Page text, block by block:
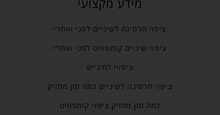
ציפוי חרסינה לשיניים לפני ואחרי
ציפוי שיניים קומפוזיט לפני ואחרי
ציפויי למינייט
ציפוי חרסינה לשיניים כמה זמן מחזיק
כמה זמן מחזיק ציפוי קומפוזיט